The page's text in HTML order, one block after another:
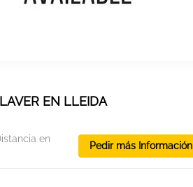
EN LLEIDA
en
Pedir más Información